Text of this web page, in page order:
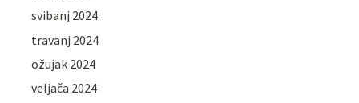
svibanj 2024
travanj 2024
ožujak 2024
veljača 2024